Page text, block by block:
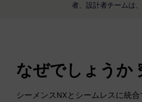
者、設計者チームは
なぜでしょうか
シーメンスNXとシームレスに統